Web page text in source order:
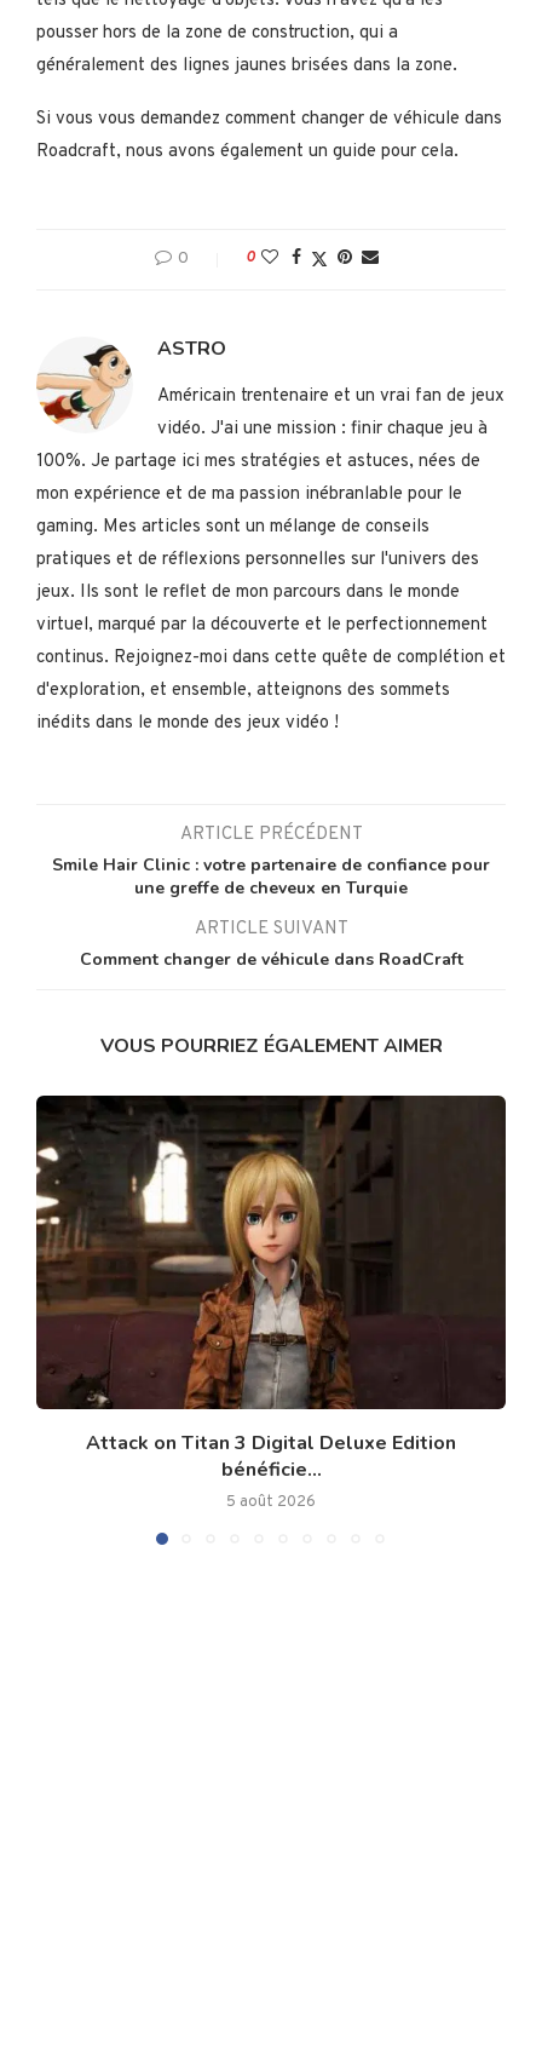
pousser hors de la zone de construction, qui a
généralement des lignes jaunes brisées dans la zone.
Si vous vous demandez comment changer de véhicule dans
Roadcraft, nous avons également un guide pour cela.
0 0
ASTRO
Américain trentenaire et un vrai fan de jeux
vidéo. J'ai une mission : finir chaque jeu à
100%. Je partage ici mes stratégies et astuces, nées de
mon expérience et de ma passion inébranlable pour le
gaming. Mes articles sont un mélange de conseils
pratiques et de réflexions personnelles sur l'univers des
jeux. Ils sont le reflet de mon parcours dans le monde
virtuel, marqué par la découverte et le perfectionnement
continus. Rejoignez-moi dans cette quête de complétion et
d'exploration, et ensemble, atteignons des sommets
inédits dans le monde des jeux vidéo !
ARTICLE PRÉCÉDENT
Smile Hair Clinic : votre partenaire de confiance pour
une greffe de cheveux en Turquie
ARTICLE SUIVANT
Comment changer de véhicule dans RoadCraft
VOUS POURRIEZ ÉGALEMENT AIMER
Attack on Titan 3 Digital Deluxe Edition
bénéficie...
5 août 2026